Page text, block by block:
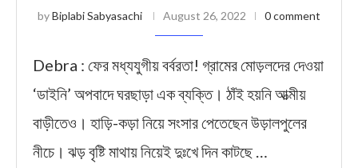
byBiplabi Sabyasachi August 26, 2022 0 comment
Debra : ফের মধ্যযুগীয় বর্বরতা! গ্রামের মোড়লদের দেওয়া
‘ডাইনি’ অপবাদে ঘরছাড়া এক ব্যক্তি। ঠাঁই হয়নি আত্মীয়
বাড়ীতেও। হাড়ি-কড়া নিয়ে সংসার পেতেছেন উড়ালপুলের
নীচে। ঝড় বৃষ্টি মাথায় নিয়েই দুঃখে দিন কাটছে …